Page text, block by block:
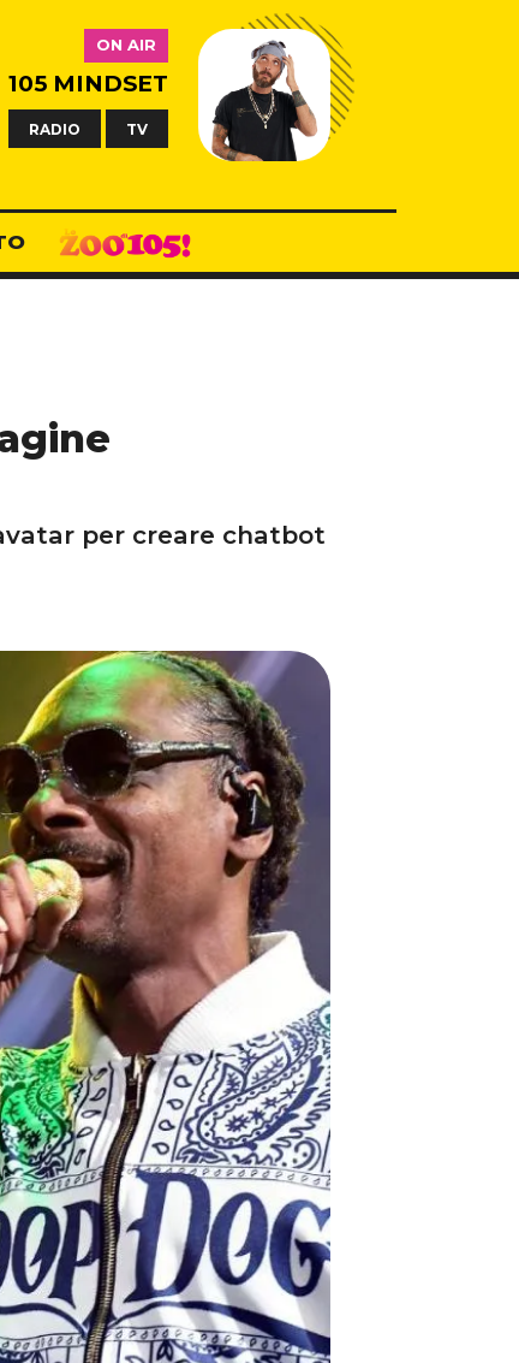
ON AIR
105 MINDSET
RADIO TV
per creare chatbot